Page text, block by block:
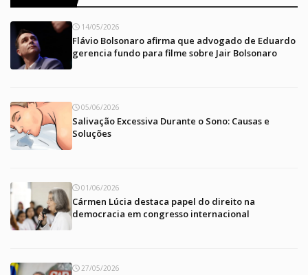
14/05/2026
Flávio Bolsonaro afirma que advogado de Eduardo
gerencia fundo para filme sobre Jair Bolsonaro
05/06/2026
Salivação Excessiva Durante o Sono: Causas e
Soluções
01/06/2026
Cármen Lúcia destaca papel do direito na
democracia em congresso internacional
27/05/2026